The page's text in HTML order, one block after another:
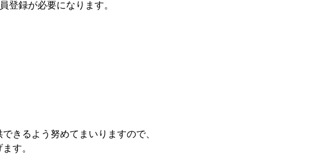
登録が必要になります。
きるよう努めてまいりますので、
す。